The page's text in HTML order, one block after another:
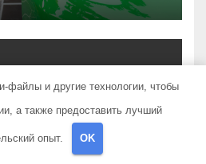
слесарный
—
файлы и другие технологии, чтобы
а также предоставить лучший
опыт. OK